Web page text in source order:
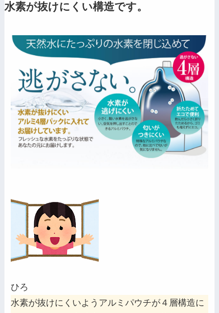
水素が抜けにくい構造です。
ひろ
水素が抜けにくいようアルミパウチが４層構造に